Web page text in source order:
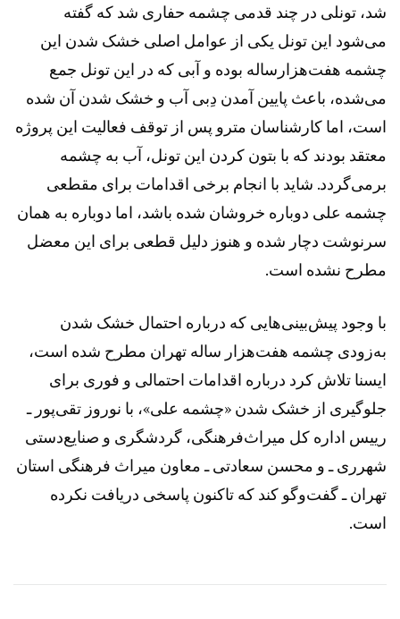
شد، تونلی در چند قدمی چشمه حفاری شد که گفته
می‌شود این تونل یکی از عوامل اصلی خشک شدن این
چشمه هفت‌هزارساله بوده و آبی که در این تونل جمع
می‌شده، باعث پایین آمدن دِبی آب و خشک شدن آن شده
است، اما کارشناسان مترو پس از توقف فعالیت این پروژه
معتقد بودند که با بتون کردن این تونل، آب به چشمه
برمی‌گردد. شاید با انجام برخی اقدامات برای مقطعی
چشمه علی دوباره خروشان شده باشد، اما دوباره به همان
سرنوشت دچار شده و هنوز دلیل قطعی برای این معضل
مطرح نشده است.
با وجود پیش‌بینی‌هایی که درباره احتمال خشک شدن
به‌زودی چشمه هفت‌هزار ساله تهران مطرح شده است،
ایسنا تلاش کرد درباره اقدامات احتمالی و فوری برای
جلوگیری از خشک شدن «چشمه‌ علی»، با نوروز تقی‌پور ـ
رییس اداره کل میراث‌فرهنگی، گردشگری و صنایع‌دستی
شهرری ـ و محسن سعادتی ـ معاون میراث‌ فرهنگی استان
تهران ـ گفت‌وگو کند که تاکنون پاسخی دریافت نکرده
است.